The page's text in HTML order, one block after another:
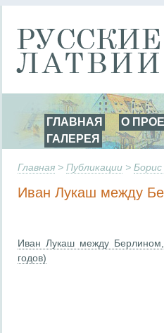
ГЛАВНАЯ О
ГАЛЕРЕЯ
Главная > Публикации >
Иван Лукаш между
Иван Лукаш между
годов)